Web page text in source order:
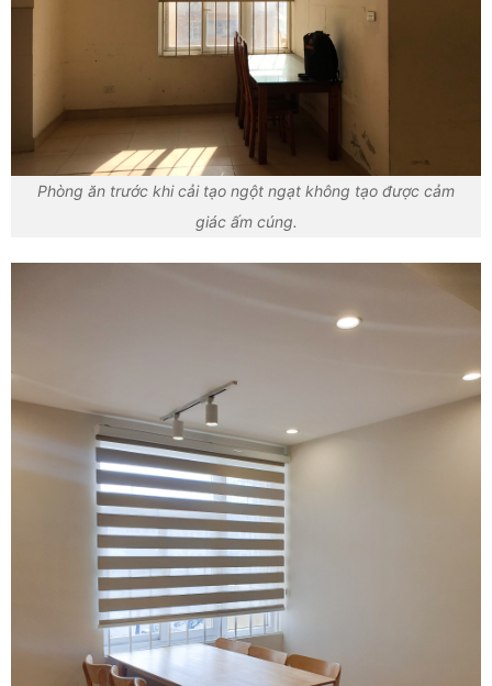
Phòng ăn trước khi cải tạo ngột ngạt không tạo được cảm
giác ấm cúng.